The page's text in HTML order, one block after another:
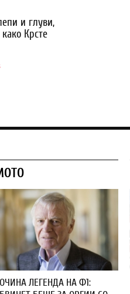
и глуви,
Крсте
ЛЕГЕНДА НА Ф1: